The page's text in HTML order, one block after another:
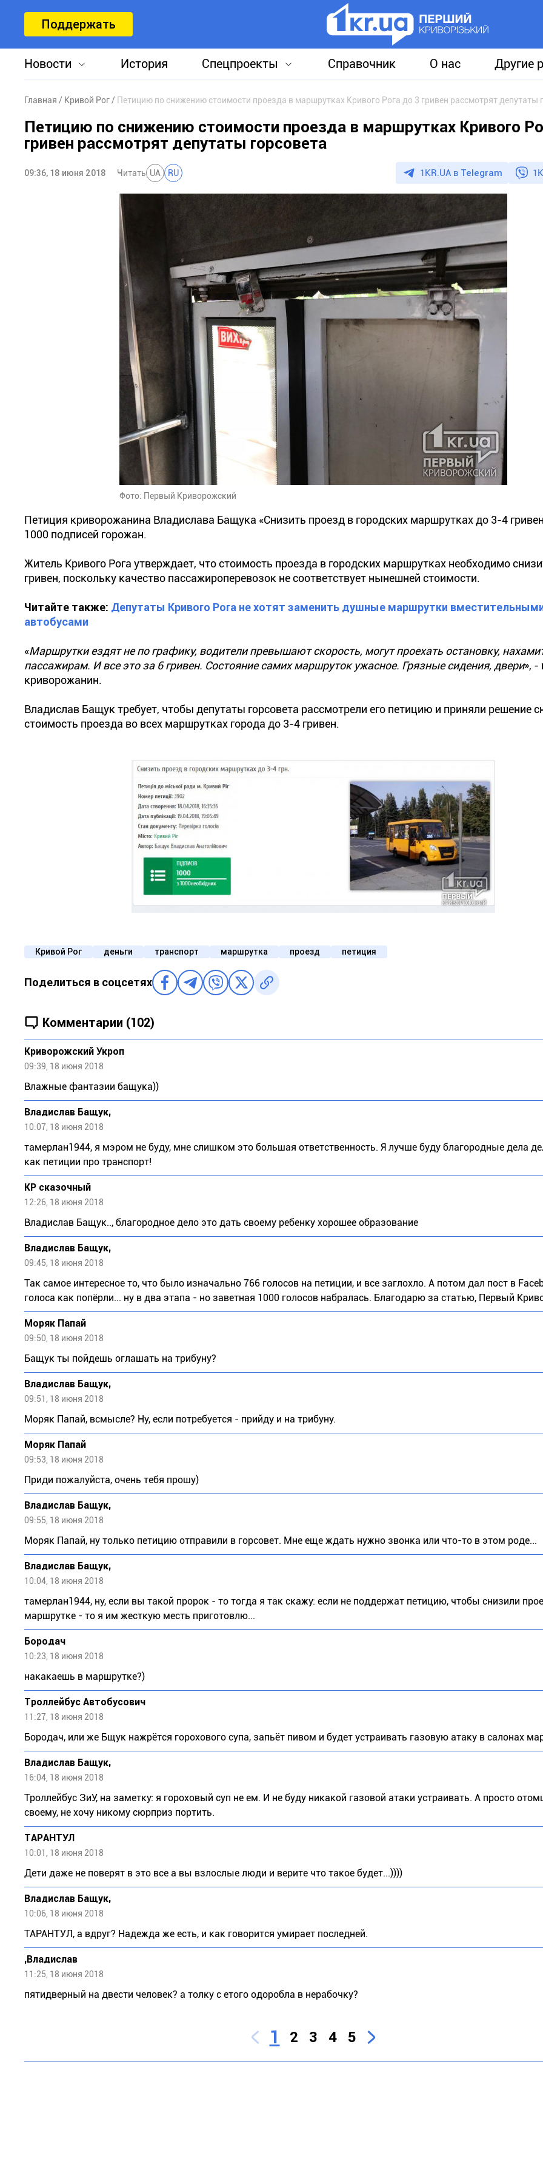
Поддержать
Новости История Спецпроекты Справочник О нас Другие
Главная Кривой Рог Петицию по снижению стоимости проезда в маршрутках Кривого Рога до 3 гривен рассмотрят депутаты
Петицию по снижению стоимости проезда в маршрутках Кривого
гривен рассмотрят депутаты горсовета
09:36, 18 июня 2018 Читать UA RU 1KR.UA в Telegram
Фото: Первый Криворожский
Петиция криворожанина Владислава Бащука «Снизить проезд в городских маршрутках до 3-4
1000 подписей горожан.
Житель Кривого Рога утверждает, что стоимость проезда в городских маршрутках необходимо
гривен, поскольку качество пассажироперевозок не соответствует нынешней стоимости.
Читайте также: Депутаты Кривого Рога не хотят заменить душные маршрутки
автобусами
«Маршрутки ездят не по графику, водители превышают скорость, могут проехать остановку,
пассажирам. И все это за 6 гривен. Состояние самих маршруток ужасное. Грязные сидения, двери», -
криворожанин.
Владислав Бащук требует, чтобы депутаты горсовета рассмотрели его петицию и приняли решение
стоимость проезда во всех маршрутках города до 3-4 гривен.
Кривой Рог деньги транспорт маршрутка проезд петиция
Поделиться в соцсетях
Комментарии (102)
Криворожский Укроп
09:39, 18 июня 2018
Влажные фантазии бащука))
Владислав Бащук,
10:07, 18 июня 2018
тамерлан1944, я мэром не буду, мне слишком это большая ответственность. Я лучше буду благородные дела
как петиции про транспорт!
КР сказочный
12:26, 18 июня 2018
Владислав Бащук.., благородное дело это дать своему ребенку хорошее образование
Владислав Бащук,
09:45, 18 июня 2018
Так самое интересное то, что было изначально 766 голосов на петиции, и все заглохло. А потом дал пост в
голоса как попёрли... ну в два этапа - но заветная 1000 голосов набралась. Благодарю за статью, Первый
Моряк Папай
09:50, 18 июня 2018
Бащук ты пойдешь оглашать на трибуну?
Владислав Бащук,
09:51, 18 июня 2018
Моряк Папай, всмысле? Ну, если потребуется - прийду и на трибуну.
Моряк Папай
09:53, 18 июня 2018
Приди пожалуйста, очень тебя прошу)
Владислав Бащук,
09:55, 18 июня 2018
Моряк Папай, ну только петицию отправили в горсовет. Мне еще ждать нужно звонка или что-то в этом роде...
Владислав Бащук,
10:04, 18 июня 2018
тамерлан1944, ну, если вы такой пророк - то тогда я так скажу: если не поддержат петицию, чтобы снизили
маршрутке - то я им жесткую месть приготовлю...
Бородач
10:23, 18 июня 2018
накакаешь в маршрутке?)
Троллейбус Автобусович
11:27, 18 июня 2018
Бородач, или же Бщук нажрётся горохового супа, запьёт пивом и будет устраивать газовую атаку в салонах
Владислав Бащук,
16:04, 18 июня 2018
Троллейбус ЗиУ, на заметку: я гороховый суп не ем. И не буду никакой газовой атаки устраивать. А просто
своему, не хочу никому сюрприз портить.
ТАРАНТУЛ
10:01, 18 июня 2018
Дети даже не поверят в это все а вы взлослые люди и верите что такое будет...))))
Владислав Бащук,
10:06, 18 июня 2018
ТАРАНТУЛ, а вдруг? Надежда же есть, и как говорится умирает последней.
,Владислав
11:25, 18 июня 2018
пятидверный на двести человек? а толку с етого одоробла в нерабочку?
1 2 3 4 5